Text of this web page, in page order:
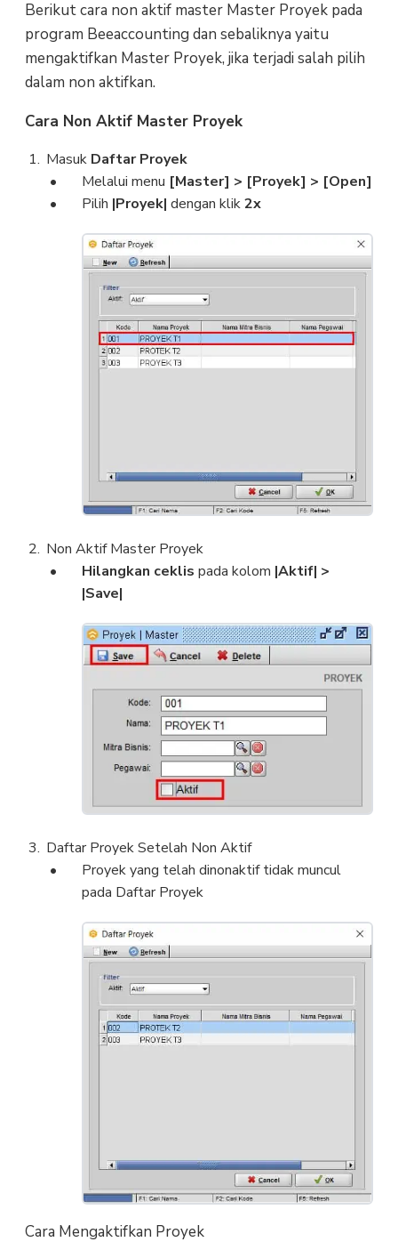
Berikut cara non aktif master Master Proyek pada
program Beeaccounting dan sebaliknya yaitu
mengaktifkan Master Proyek, jika terjadi salah pilih
dalam non aktifkan.
Cara Non Aktif Master Proyek
Masuk Daftar Proyek
Melalui menu [Master] > [Proyek] > [Open]
Pilih |Proyek| dengan klik2x
Non Aktif Master Proyek
Hilangkan ceklis pada kolom |Aktif| >
|Save|
Daftar Proyek Setelah Non Aktif
Proyek yang telah dinonaktif tidak muncul
pada Daftar Proyek
Cara Mengaktifkan Proyek